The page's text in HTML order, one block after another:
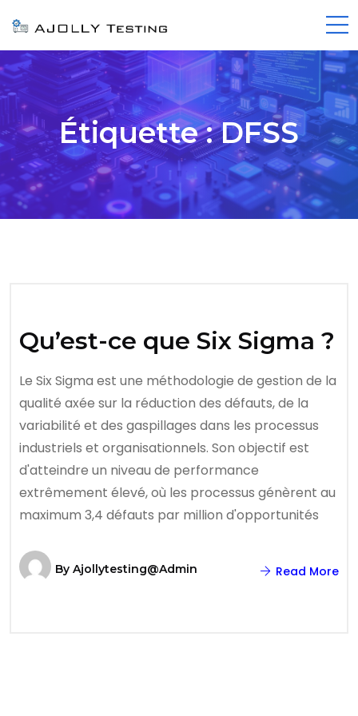
Étiquette :DFSS
Qu’est-ce que Six Sigma ?
Le Six Sigma est une méthodologie de gestion de la
qualité axée sur la réduction des défauts, de la
variabilité et des gaspillages dans les processus
industriels et organisationnels. Son objectif est
d'atteindre un niveau de performance
extrêmement élevé, où les processus génèrent au
maximum 3,4 défauts par million d'opportunités
By Ajollytesting@admin Read More